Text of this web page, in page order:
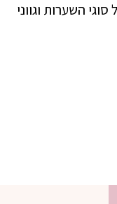
השערות וגווני